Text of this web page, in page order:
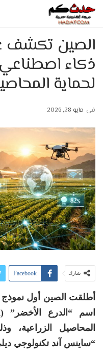
الصين تكشف
ذكاء
لحماية
في مايو 28, 2026
شارك Facebook
أطلقت الصين أول
المحاصيل
“ساينس آند تكنولوجي